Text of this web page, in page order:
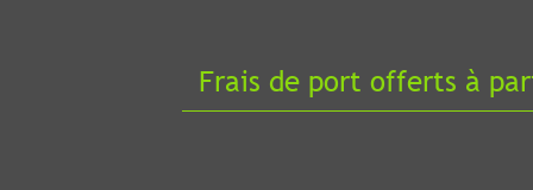
Frais de port offerts à